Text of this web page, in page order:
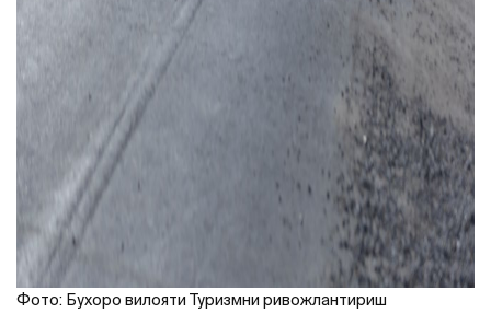
Фото: Бухоро вилояти Туризмни ривожлантириш